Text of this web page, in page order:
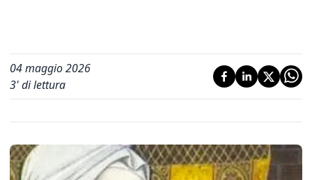
04 maggio 2026
3' di lettura